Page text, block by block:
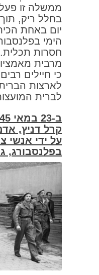
ממשלה זו
בחלל ריק,
יום באחת
הימי
חסרות
מרבית מאמציו
כי חיילים
לארצות
לברית
קרל דניץ,
על ידי אנשי
בפלנסבורג,